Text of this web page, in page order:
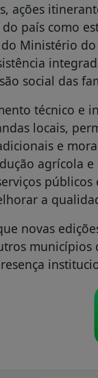
ações
país como
Ministério
social das
técnico e
locais,
e
agrícola
a
novas